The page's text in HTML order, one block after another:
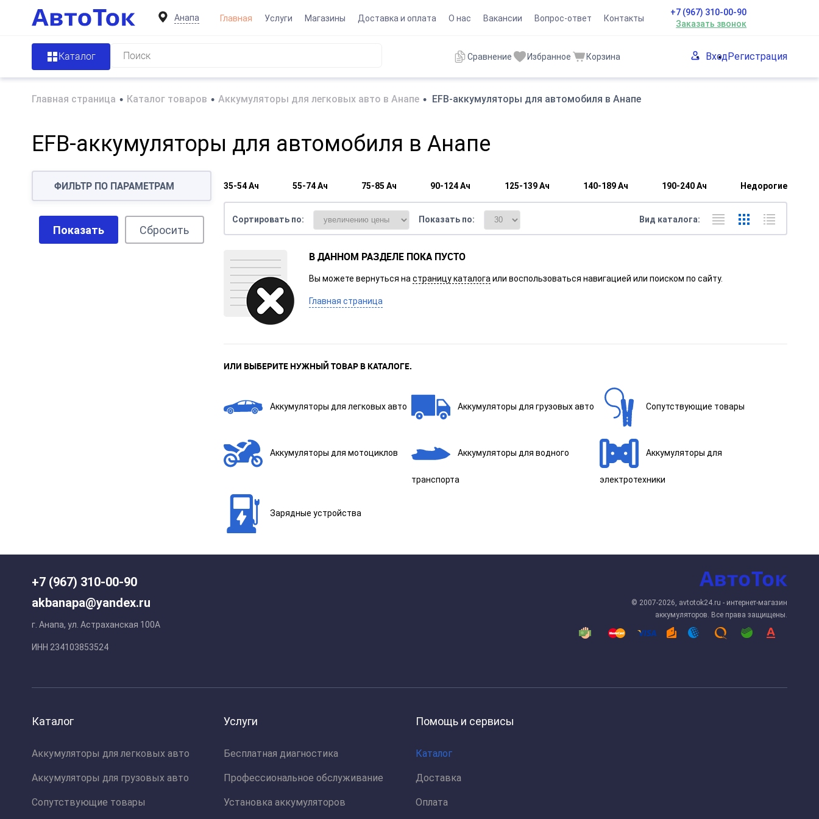
Анапа Главная Услуги Магазины Доставка и оплата О нас Вакансии Вопрос-ответ Контакты
+7 (967) 310-00-90
Заказать звонок
Каталог Сравнение Избранное Корзина ВходРегистрация
Главная страница • Каталог товаров • Аккумуляторы для легковых авто в Анапе • EFB-аккумуляторы для автомобиля в Анапе
EFB-аккумуляторы для автомобиля в Анапе
ФИЛЬТР ПО ПАРАМЕТРАМ
Показать Сбросить
35-54 Ач 55-74 Ач 75-85 Ач 90-124 Ач 125-139 Ач 140-189 Ач 190-240 Ач Недорогие
Сортировать по: Показать по: Вид каталога:
В ДАННОМ РАЗДЕЛЕ ПОКА ПУСТО
Вы можете вернуться на страницу каталога или воспользоваться навигацией или поиском по сайту.
Главная страница
ИЛИ ВЫБЕРИТЕ НУЖНЫЙ ТОВАР В КАТАЛОГЕ.
Аккумуляторы для легковых авто Аккумуляторы для грузовых авто Сопутствующие товары
Аккумуляторы для мотоциклов Аккумуляторы для водного
транспорта
Аккумуляторы для
электротехники
Зарядные устройства
+7 (967) 310-00-90
akbanapa@yandex.ru
г. Анапа, ул. Астраханская 100А
ИНН 234103853524
© 2007-2026, avtotok24.ru - интернет-магазин
аккумуляторов. Все права защищены.
Каталог
Аккумуляторы для легковых авто
Аккумуляторы для грузовых авто
Сопутствующие товары
Услуги
Бесплатная диагностика
Профессиональное обслуживание
Установка аккумуляторов
Помощь и сервисы
Каталог
Доставка
Оплата